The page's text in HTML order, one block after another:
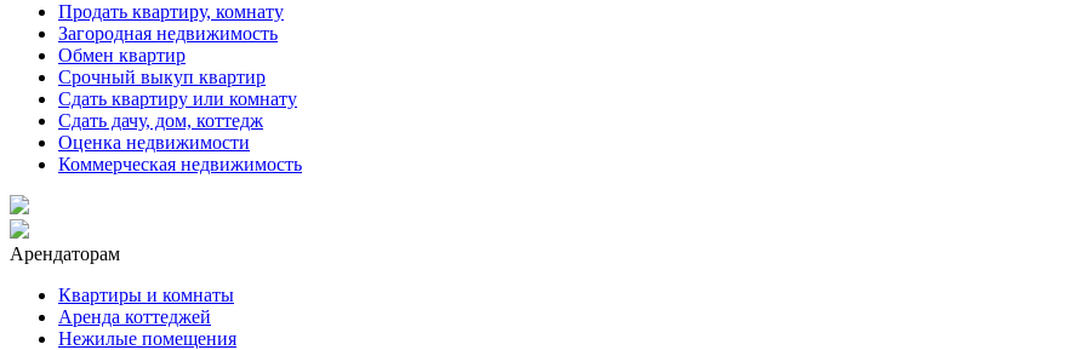
Продать квартиру, комнату
Загородная недвижимость
Обмен квартир
Срочный выкуп квартир
Сдать квартиру или комнату
Сдать дачу, дом, коттедж
Оценка недвижимости
Коммерческая недвижимость
Арендаторам
Квартиры и комнаты
Аренда коттеджей
Нежилые помещения